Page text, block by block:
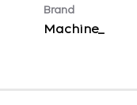
Brand
Machine_